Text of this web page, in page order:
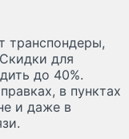
транспондеры,
для
до 40%.
в пунктах
и даже в